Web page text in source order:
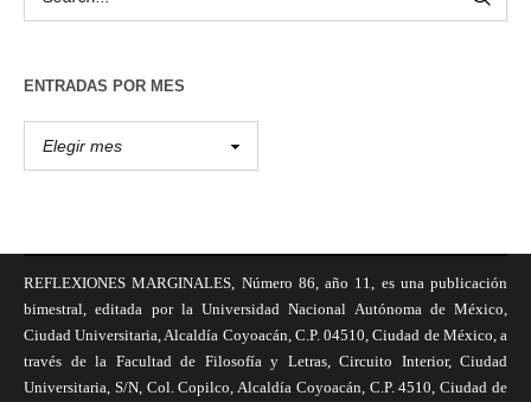
ENTRADAS POR MES
REFLEXIONES MARGINALES, Número 86, año 11, es una publicación
bimestral, editada por la Universidad Nacional Autónoma de México,
Ciudad Universitaria, Alcaldía Coyoacán, C.P. 04510, Ciudad de México, a
través de la Facultad de Filosofía y Letras, Circuito Interior, Ciudad
Universitaria, S/N, Col. Copilco, Alcaldía Coyoacán, C.P. 4510, Ciudad de